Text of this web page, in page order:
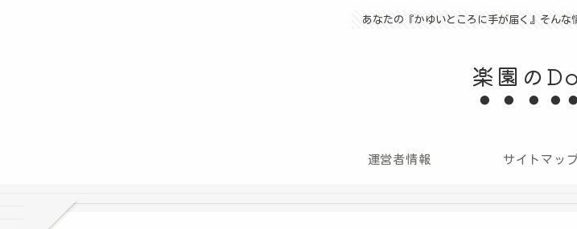
あなたの『かゆいところに手が届く』そんな
楽園の
運営者情報 サイトマッ